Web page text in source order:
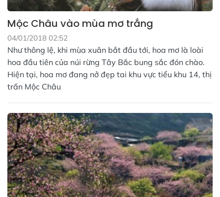
Mộc Châu vào mùa mơ trắng
04/01/2018 02:52
Như thông lệ, khi mùa xuân bắt đầu tới, hoa mơ là loài
hoa đầu tiên của núi rừng Tây Bắc bung sắc đón chào.
Hiện tại, hoa mơ đang nở đẹp tai khu vực tiểu khu 14, thị
trấn Mộc Châu